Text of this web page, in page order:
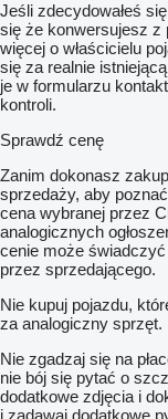
Jeśli zdecydowałeś
się że konwersujesz z
więcej o właścicielu
się za realnie
je w formularzu
kontroli.
Sprawdź cenę
Zanim dokonasz
sprzedaży, aby
cena wybranej przez
analogicznych
cenie może
przez sprzedającego.
Nie kupuj pojazdu,
za analogiczny sprzęt.
Nie zgadzaj się na
nie bój się pytać o
dodatkowe zdjęcia i